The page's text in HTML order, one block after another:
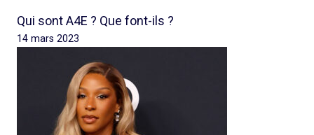
Qui sont A4E ? Que font-ils ?
14 mars 2023